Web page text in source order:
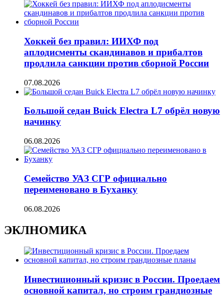
Хоккей без правил: ИИХФ под
аплодисменты скандинавов и прибалтов
продлила санкции против сборной России
07.08.2026
Большой седан Buick Electra L7 обрёл новую
начинку
06.08.2026
Семейство УАЗ СГР официально
переименовано в Буханку
06.08.2026
ЭКЛНОМИКА
Инвестиционный кризис в России. Проедаем
основной капитал, но строим грандиозные